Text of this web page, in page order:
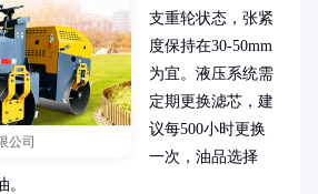
公司
支重轮状态，张紧
度保持在30-50mm
为宜。液压系统需
定期更换滤芯，建
议每500小时更换
一次，油品选择
。